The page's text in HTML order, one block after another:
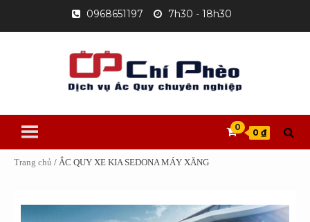
content
0968651197 7h30 - 18h30
0
0 ₫
Trang chủ / ẮC QUY XE KIA SEDONA MÁY XĂNG